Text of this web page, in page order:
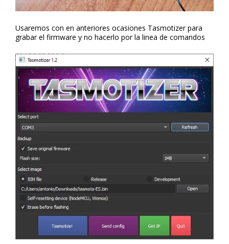
Usaremos con en anteriores ocasiones Tasmotizer para
grabar el firmware y no hacerlo por la linea de comandos